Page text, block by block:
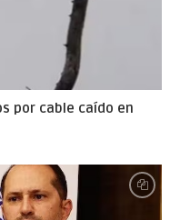
por cable caído en